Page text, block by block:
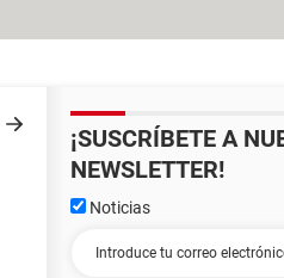
¡SUSCRÍBETE A
NEWSLETTER!
Noticias